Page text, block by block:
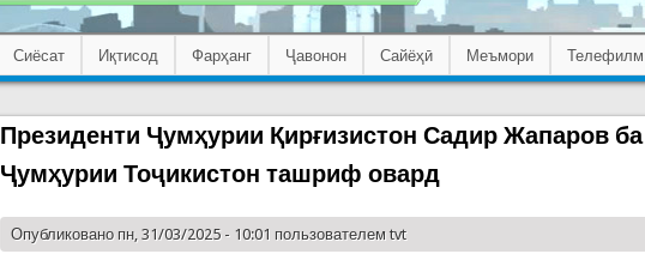
Сиёсат Иқтисод Фарҳанг Ҷавонон Сайёҳӣ Меъмори Телефилм
Президенти Ҷумҳурии Қирғизистон Садир Жапаров ба
Ҷумҳурии Тоҷикистон ташриф овард
Опубликовано пн, 31/03/2025 - 10:01 пользователемtvt